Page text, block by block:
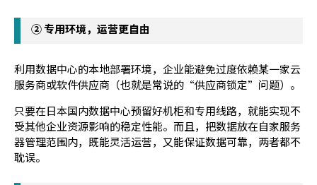
② 专用环境，运营更自由
利用数据中心的本地部署环境，企业能避免过度依赖某一家云
服务商或软件供应商（也就是常说的“供应商锁定”问题）。
只要在日本国内数据中心预留好机柜和专用线路，就能实现不
受其他企业资源影响的稳定性能。而且，把数据放在自家服务
器管理范围内，既能灵活运营，又能保证数据可靠，两者都不
耽误。